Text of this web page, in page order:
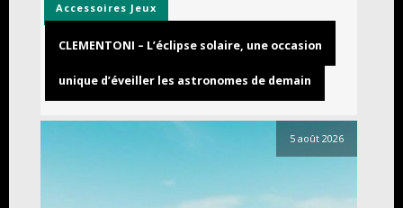
Accessoires Jeux
CLEMENTONI – L’éclipse solaire, une occasion
unique d’éveiller les astronomes de demain
5 août 2026